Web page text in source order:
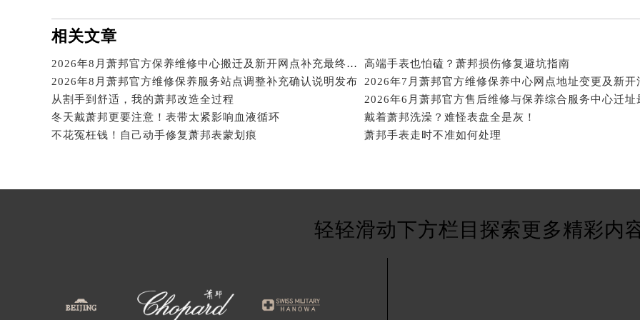
内蒙古自治区包头市青山区幸福路甲3号王府井百货名表维修萧邦售后服务中心（需提前预约）
内蒙古自治区赤峰市红山区哈达街萧邦售后服务中心（需提前预约）
内蒙古自治区鄂尔多斯市东胜区伊金霍洛街萧邦售后服务中心（需提前预约）
内蒙古自治区呼伦贝尔市海拉尔区中央街萧邦售后服务中心（需提前预约）
内蒙古自治区通辽市科尔沁区明仁大街萧邦售后服务中心（需提前预约）
内蒙古自治区兴安盟市乌兰浩特市兴安大街萧邦售后服务中心（需提前预约）
山西省临汾市尧都区解放路萧邦售后服务中心（需提前预约）
相关文章
2026年8月萧邦官方保养维修中心搬迁及新开网点补充最终告知书内容全面公示
高端手表也怕磕？萧邦损伤修复避坑指南
2026年8月萧邦官方维修保养服务站点调整补充确认说明发布
从割手到舒适，我的萧邦改造全过程
2026年6月萧邦官方售后维修与保养综合服务中心迁址
冬天戴萧邦更要注意！表带太紧影响血液循环
戴着萧邦洗澡？难怪表盘全是灰！
不花冤枉钱！自己动手修复萧邦表蒙划痕
萧邦手表走时不准如何处理
轻轻滑动下方栏目探索更多精彩内